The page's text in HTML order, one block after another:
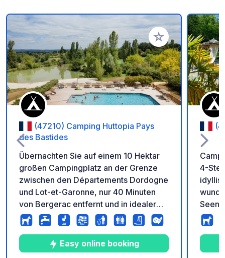
Zu Ihren Favoriten
(47210) Camping Huttopia Pays
des Bastides
Übernachten Sie auf einem 10 Hektar
großen Campingplatz an der Grenze
zwischen den Départements Dordogne
und Lot-et-Garonne, nur 40 Minuten
von Bergerac entfernt und in idealer
Lage, um alles zu erkunden, was die
Region zu bieten hat, und die Ruhe des
Geländes zu genießen.
Easy online booking
4-
Seen,
Hektar Natur.
sind